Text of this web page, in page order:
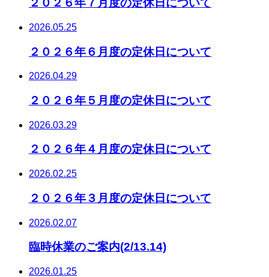
２０２６年７月度の定休日について
2026.05.25
２０２６年６月度の定休日について
2026.04.29
２０２６年５月度の定休日について
2026.03.29
２０２６年４月度の定休日について
2026.02.25
２０２６年３月度の定休日について
2026.02.07
臨時休業のご案内(2/13.14)
2026.01.25